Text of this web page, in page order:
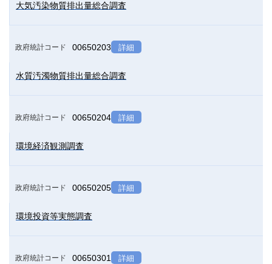
大気汚染物質排出量総合調査
政府統計コード 00650203 詳細
水質汚濁物質排出量総合調査
政府統計コード 00650204 詳細
環境経済観測調査
政府統計コード 00650205 詳細
環境投資等実態調査
政府統計コード 00650301 詳細